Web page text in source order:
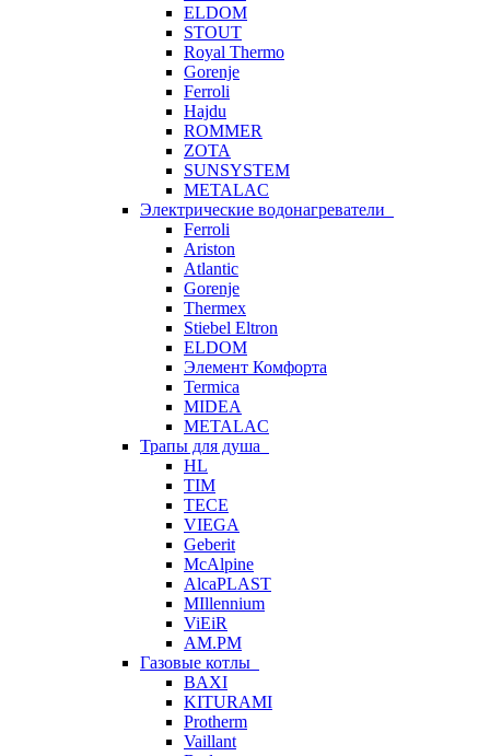
ELDOM
STOUT
Royal Thermo
Gorenje
Ferroli
Hajdu
ROMMER
ZOTA
SUNSYSTEM
METALAC
Электрические водонагреватели
Ferroli
Ariston
Atlantic
Gorenje
Thermex
Stiebel Eltron
ELDOM
Элемент Комфорта
Termica
MIDEA
METALAC
Трапы для душа
HL
TIM
TECE
VIEGA
Geberit
McAlpine
AlcaPLAST
MIllennium
ViEiR
AM.PM
Газовые котлы
BAXI
KITURAMI
Protherm
Vaillant